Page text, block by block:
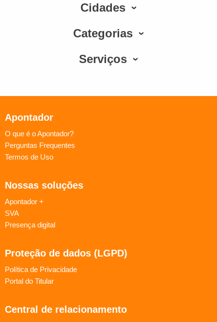
Cidades
Categorias
Serviços
Apontador
O que é o Apontador?
Perguntas Frequentes
Termos de Uso
Nossas soluções
Apontador +
SVA
Presença digital
Proteção de dados (LGPD)
Política de Privacidade
Portal do Titular
Central de relacionamento